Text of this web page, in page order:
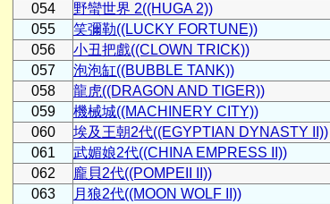
054
野蠻世界 2((HUGA 2))
055
笑彌勒((LUCKY FORTUNE))
056
小丑把戲((CLOWN TRICK))
057
泡泡缸((BUBBLE TANK))
058
龍虎((DRAGON AND TIGER))
059
機械城((MACHINERY CITY))
060
埃及王朝2代((EGYPTIAN DYNASTY II))
061
武媚娘2代((CHINA EMPRESS II))
062
龐貝2代((POMPEII II))
063
月狼2代((MOON WOLF II))